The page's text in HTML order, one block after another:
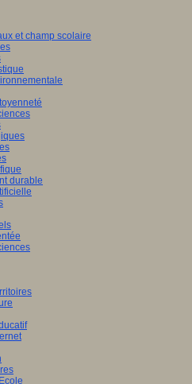
et champ scolaire
durable